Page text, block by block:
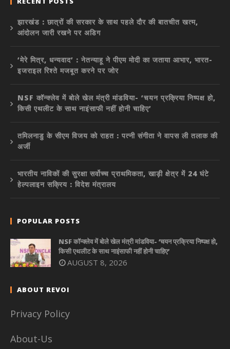
झारखंड : छात्रों की सरकार के साथ पहले दौर की बातचीत खत्म,
आंदोलन जारी रखने पर अडिग
‘मेरे मित्र, धन्यवाद’ : नेतन्याहू ने पीएम मोदी का जताया आभार, भारत-
इजराइल रिश्ते मजबूत करने पर जोर
NSF कॉन्क्लेव में बोले खेल मंत्री मांडविया- ‘चयन प्रक्रिया निष्पक्ष हो,
किसी एथलीट के साथ नाइंसाफी नहीं होनी चाहिए’
तमिलनाडु के सीएम विजय को राहत : पत्नी संगीता ने वापस ली तलाक की
अर्जी
भारतीय नाविकों की सुरक्षा सर्वोच्च प्राथमिकता, खाड़ी क्षेत्र में 24 घंटे
हेल्पलाइन सक्रिय : विदेश मंत्रालय
POPULAR POSTS
NSF कॉन्क्लेव में बोले खेल मंत्री मांडविया- ‘चयन प्रक्रिया निष्पक्ष हो,
किसी एथलीट के साथ नाइंसाफी नहीं होनी चाहिए’
AUGUST 8, 2026
ABOUT REVOI
Privacy Policy
About-Us